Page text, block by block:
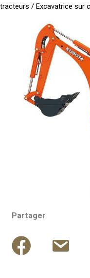
tracteurs / Excavatrice sur
Partager